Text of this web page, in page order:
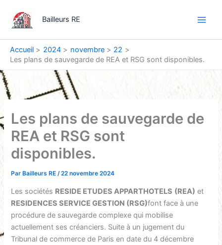
contenu
Bailleurs RE
Accueil 2024 novembre
22
Les plans de sauvegarde de REA et RSG sont disponibles.
Les plans de sauvegarde de
REA et RSG sont
disponibles.
Par Bailleurs RE/22 novembre 2024
Les sociétés RESIDE ETUDES APPARTHOTELS (REA) et
RESIDENCES SERVICE GESTION (RSG)font face à une
procédure de sauvegarde complexe qui mobilise
actuellement ses créanciers. Suite à un jugement du
Tribunal de commerce de Paris en date du 4 décembre